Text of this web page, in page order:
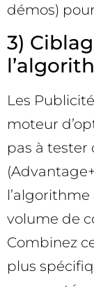
démos)
3)
Les
moteur
pas à tester
volume de
Combinez
plus